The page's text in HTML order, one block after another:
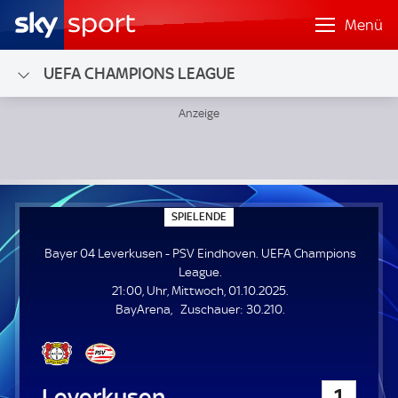
Menü
UEFA CHAMPIONS LEAGUE
Bayer 04 Leverkusen - PSV Eindhoven; UEFA Champions
SPIELENDE
P
E
N
E
Bayer 04 Leverkusen - PSV Eindhoven. UEFA Champions
League.
21:00, Uhr, Mittwoch, 01.10.2025.
BayArena
Zuschauer: Z
30.210.